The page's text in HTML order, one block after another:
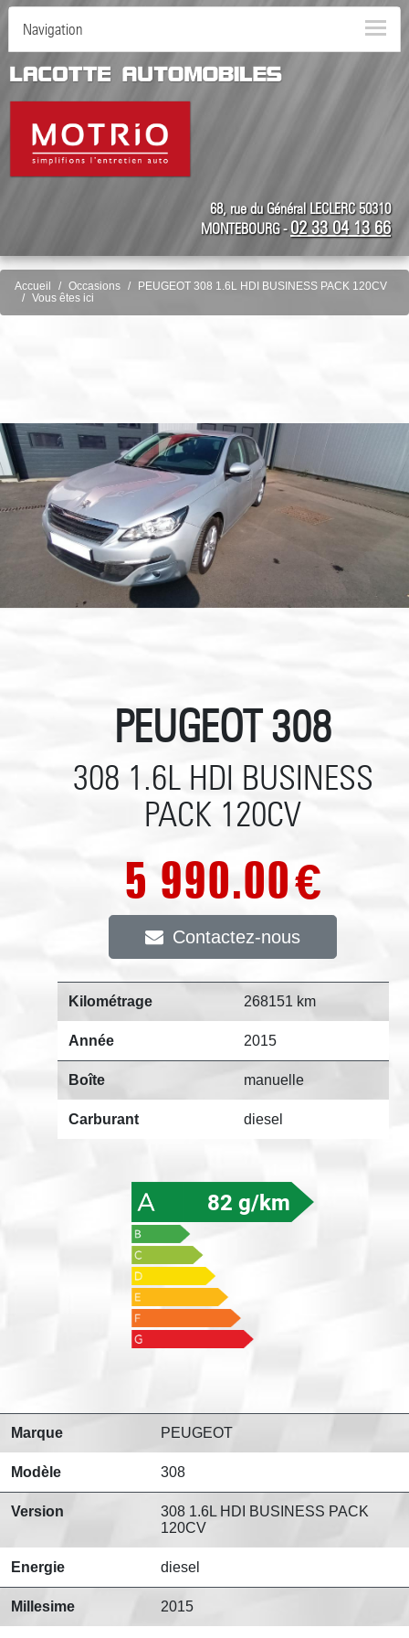
Navigation
68, rue du Général LECLERC 50310
MONTEBOURG -02 33 04 13 66
Accueil Occasions
PEUGEOT 308 1.6L HDI BUSINESS PACK 120CV
Vous êtes ici
PEUGEOT 308
308 1.6L HDI BUSINESS
PACK 120CV
5 990.00€
Contactez-nous
Kilométrage 268151 km
Année 2015
Boîte manuelle
Carburant diesel
82 g/km
Marque PEUGEOT
Modèle 308
Version
308 1.6L HDI BUSINESS PACK
120CV
Energie diesel
Millesime 2015